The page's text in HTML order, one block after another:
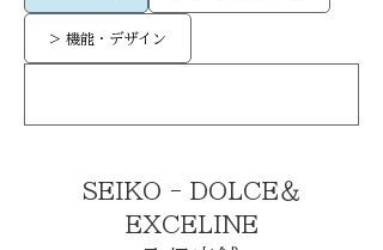
> 機能・デザイン
SEIKO - DOLCE＆
EXCELINE